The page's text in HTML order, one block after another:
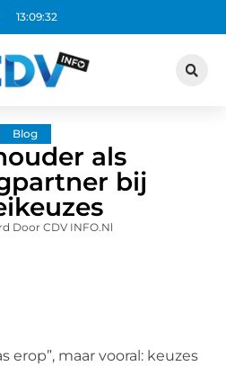
13:09:33
Blog
als
bij
Door CDV INFO.nl
erop”, maar vooral: keuzes